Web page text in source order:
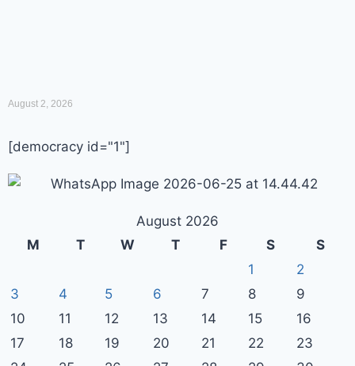
August 2, 2026
[democracy id="1"]
August 2026
M
T W T F S
S
1
2
3
4 5 6 7 8
9
10
11 12 13 14 15
16
17
18 19 20 21 22
23